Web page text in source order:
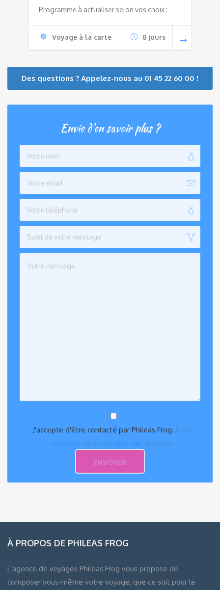
Programme à actualiser selon vos choix :
Voyage à la carte 8 jours
Des questions ? Appelez-nous au 01 45 22 60 00 !
Envie d'en savoir plus ?
J'accepte d'être contacté par Phileas Frog. Notre
politique de protection des données.
À PROPOS DE PHILEAS FROG
L’agence de voyages Phileas Frog vous propose de
composer vous-même votre voyage, que ce soit pour le